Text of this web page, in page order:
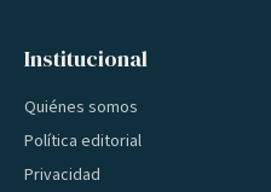
Institucional
Quiénes somos
Política editorial
Privacidad